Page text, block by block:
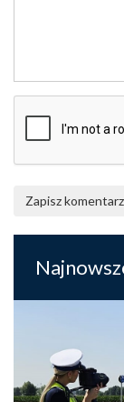
Zapisz komentarz